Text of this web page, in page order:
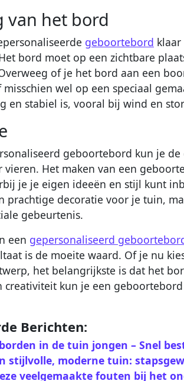
van het bord
geboortebord
bord moet op een zichtbare
of je het bord aan een
wel op een speciaal
en stabiel is, vooral bij wind en
geboortebord kun je
vieren. Het maken van een
je je eigen ideeën en stijl kunt
prachtige decoratie voor je tuin,
gebeurtenis.
een gepersonaliseerd
is de moeite waard. Of je nu
het belangrijkste is dat het
creativiteit kun je een
Berichten:
in de tuin jongen – Snel
stijlvolle, moderne tuin:
veelgemaakte fouten bij het